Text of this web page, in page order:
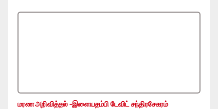
மரண அறிவித்தல் -இளையதம்பி டேவிட் சந்திரசேகரம்